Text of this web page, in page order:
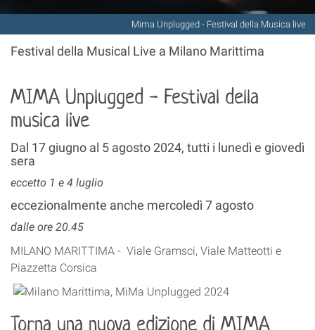
Mima Unplugged - Festival della Musica live
Festival della Musical Live a Milano Marittima
MIMA Unplugged - Festival della
musica live
Dal 17 giugno al 5 agosto 2024, tutti i lunedì e giovedì
sera
eccetto 1 e 4 luglio
eccezionalmente anche mercoledì 7 agosto
dalle ore 20.45
MILANO MARITTIMA - Viale Gramsci, Viale Matteotti e
Piazzetta Corsica